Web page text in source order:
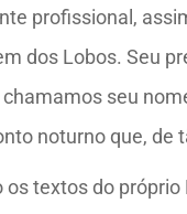
profissional,
dos Lobos. Seu
chamamos seu
noturno que, de
os textos do